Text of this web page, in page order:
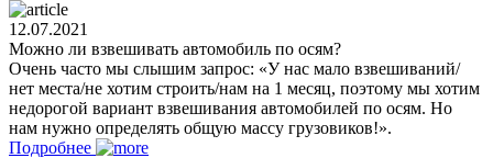
12.07.2021
Можно ли взвешивать автомобиль по осям?
Очень часто мы слышим запрос: «У нас мало взвешиваний/
нет места/не хотим строить/нам на 1 месяц, поэтому мы хотим
недорогой вариант взвешивания автомобилей по осям. Но
нам нужно определять общую массу грузовиков!».
Подробнее